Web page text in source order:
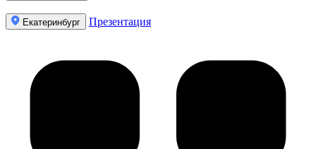
Екатеринбург Презентация